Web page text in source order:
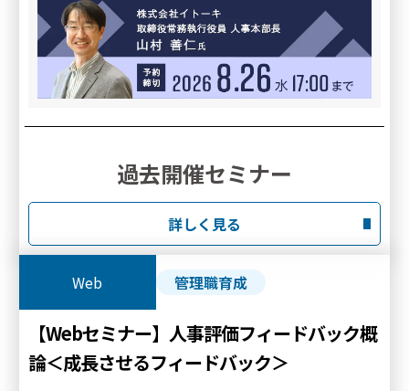
過去開催セミナー
詳しく見る
Web 管理職育成
【Webセミナー】人事評価フィードバック概
論＜成長させるフィードバック＞